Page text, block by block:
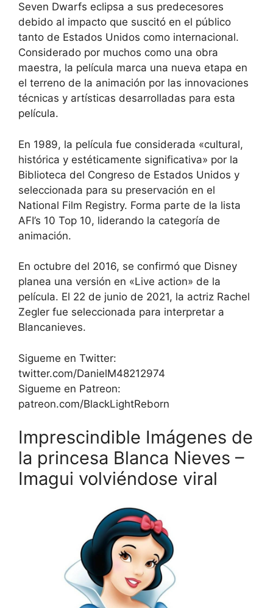
Seven Dwarfs eclipsa a sus predecesores
debido al impacto que suscitó en el público
tanto de Estados Unidos como internacional.
Considerado por muchos como una obra
maestra, la película marca una nueva etapa en
el terreno de la animación por las innovaciones
técnicas y artísticas desarrolladas para esta
película.
En 1989, la película fue considerada «cultural,
histórica y estéticamente significativa» por la
Biblioteca del Congreso de Estados Unidos y
seleccionada para su preservación en el
National Film Registry.​ Forma parte de la lista
AFI’s 10 Top 10, liderando la categoría de
animación.
En octubre del 2016, se confirmó que Disney
planea una versión en «Live action» de la
película.​ El 22 de junio de 2021, la actriz Rachel
Zegler fue seleccionada para interpretar a
Blancanieves.
Sigueme en Twitter:
twitter.com/DanielM48212974
Sigueme en Patreon:
patreon.com/BlackLightReborn
Imprescindible Imágenes de
la princesa Blanca Nieves –
Imagui volviéndose viral